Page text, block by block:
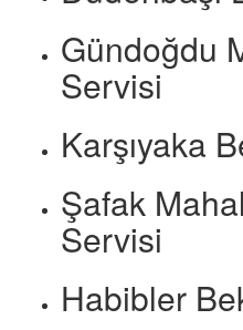
Gündoğdu
Servisi
Karşıyaka
Şafak
Servisi
Habibler